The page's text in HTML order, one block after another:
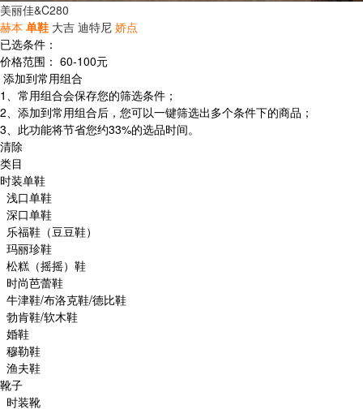
美丽佳&C280
赫本 单鞋 大吉 迪特尼 娇点
已选条件：
价格范围： 60-100元
添加到常用组合
1、常用组合会保存您的筛选条件；
2、添加到常用组合后，您可以一键筛选出多个条件下的商品；
3、此功能将节省您约33%的选品时间。
清除
类目
时装单鞋
浅口单鞋
深口单鞋
乐福鞋（豆豆鞋）
玛丽珍鞋
松糕（摇摇）鞋
时尚芭蕾鞋
牛津鞋/布洛克鞋/德比鞋
勃肯鞋/软木鞋
婚鞋
穆勒鞋
渔夫鞋
靴子
时装靴